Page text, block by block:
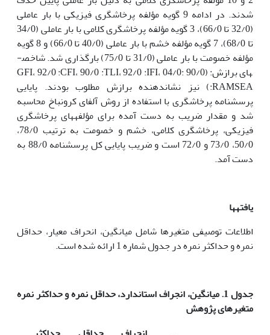
شدند. در ادامه 9 گویه مؤلفه پرخاشگری فیزیکی با بار عاملی
(32/0 تا 66/0)، 3 گویه مؤلفه پرخاشگری کلامی با بار عاملی (34/0
تا 68/0)، 7 گویه مؤلفه خشم با بار عاملی (40/0 تا 66/0) و 8 گویه
مؤلفه خصومت با بار عاملی (31/0 تا 75/0) بارگذاری شد. شاخص­
های برازش: (90/0 :GFI، 92/0 :CFI، 90/0 :TLI، 92/0 :IFI، 04/0
:RAMSEA) نیز نشان­دهنده برازش مطلوب بودند. پایایی
پرسشنامه پرخاشگری با استفاده از روش آلفای کرونباخ محاسبه
شد و مقدار ضریب به دست آمده برای مؤلفه­های پرخاشگری
فیزیکی، پرخاشگری کلامی، خشم و خصومت به ترتیب 78/0،
50/0، 73/0 و 72/0 است و ضریب پایایی کل پرسشنامه 88/0 به
دست آمد.
یافته­ها
اطلاعات توصیفی متغیرها شامل میانگین، انحراف معیار، حداقل
نمره و حداکثر نمره در جدول شماره 1 ارائه شده است.
جدول 1 .میانگین، انجراف استاندارد، حداقل نمره و حداکثر نمره
متغیرهای پژوهش